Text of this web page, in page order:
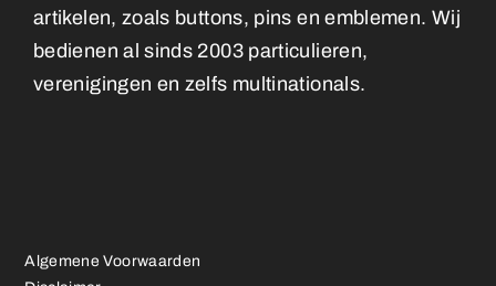
artikelen, zoals buttons, pins en emblemen. Wij
bedienen al sinds 2003 particulieren,
verenigingen en zelfs multinationals.
Algemene Voorwaarden